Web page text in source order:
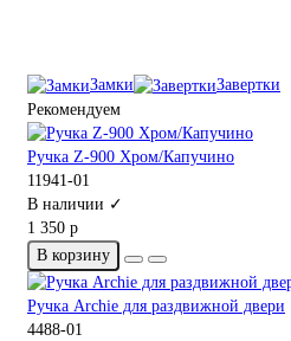
Замки
Завертки
Рекомендуем
Ручка Z-900 Хром/Капучино
11941-01
В наличии ✓
1 350 р
В корзину
Ручка Archie для раздвижной двери
4488-01